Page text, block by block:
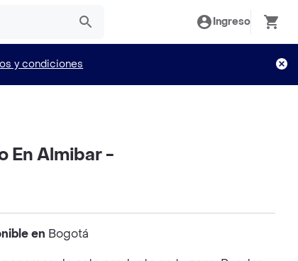
Ingreso
y condiciones
En Almibar -
en Bogotá